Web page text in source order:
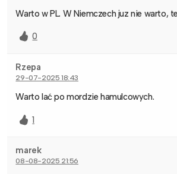
Warto w PL. W Niemczech juz nie warto,
0
Rzepa
29-07-2025 18:43
Warto lać po mordzie hamulcowych.
1
marek
08-08-2025 21:56